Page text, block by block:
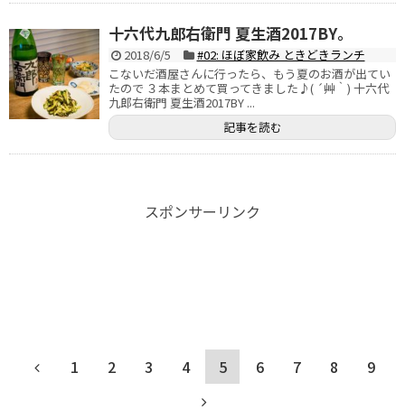
十六代九郎右衛門 夏生酒2017BY。
2018/6/5
#02: ほぼ家飲み ときどきランチ
こないだ酒屋さんに行ったら、もう夏のお酒が出てい
たので ３本まとめて買ってきました♪( ´艸｀) 十六代
九郎右衛門 夏生酒2017BY ...
記事を読む
スポンサーリンク
1 2 3 4 5 6 7 8 9